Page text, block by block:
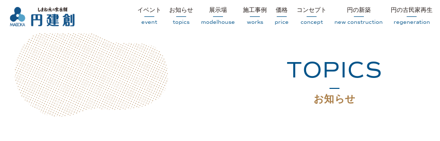
イベント
event
お知らせ
topics
展示場
modelhouse
施工事例
works
価格
price
コンセプト
concept
円の新築
new construction
円の古民家再生
regeneration
TOPICS
お知らせ